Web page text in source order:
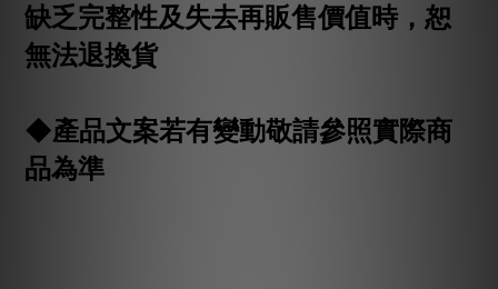
缺乏完整性及失去再販售價值時，恕
無法退換貨
◆產品文案若有變動敬請參照實際商
品為準